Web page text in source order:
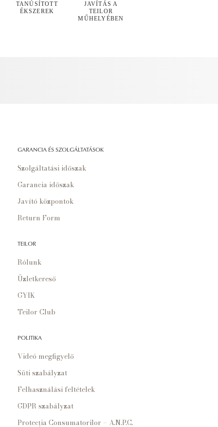
TANÚSÍTOTT
ÉKSZEREK
JAVÍTÁS A
TEILOR
MŰHELYÉBEN
GARANCIA ÉS SZOLGÁLTATÁSOK
Szolgáltatási időszak
Garancia időszak
Javító központok
Return Form
TEILOR
Rólunk
Üzletkereső
GYIK
Teilor Club
POLITIKA
Videó megfigyelő
Süti szabályzat
Felhasználási feltételek
GDPR szabályzat
Protecția Consumatorilor – A.N.P.C.